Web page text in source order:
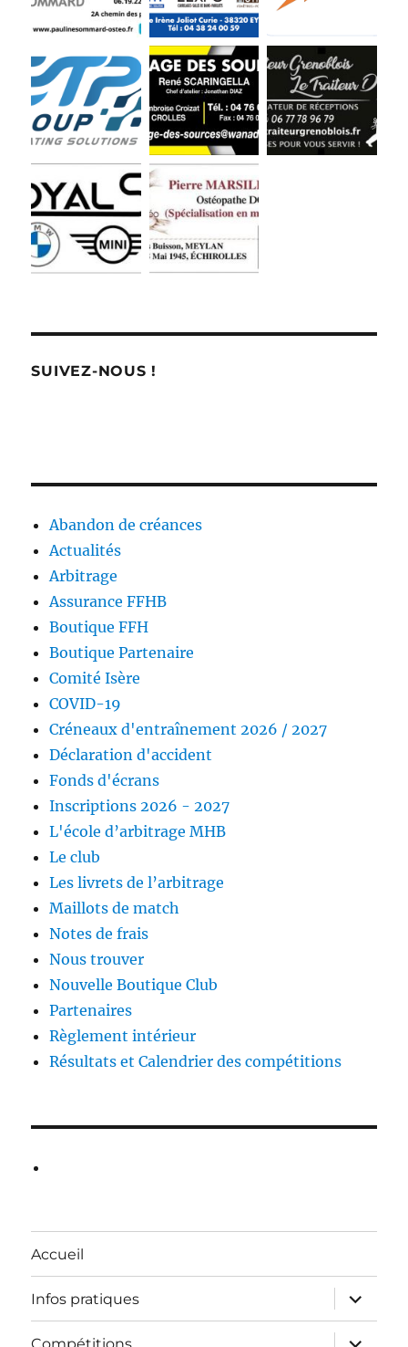
SUIVEZ-NOUS !
Abandon de créances
Actualités
Arbitrage
Assurance FFHB
Boutique FFH
Boutique Partenaire
Comité Isère
COVID-19
Créneaux d'entraînement 2026 / 2027
Déclaration d'accident
Fonds d'écrans
Inscriptions 2026 - 2027
L'école d’arbitrage MHB
Le club
Les livrets de l’arbitrage
Maillots de match
Notes de frais
Nous trouver
Nouvelle Boutique Club
Partenaires
Règlement intérieur
Résultats et Calendrier des compétitions
Accueil
Infos pratiques
ouvrir
le
sous-
menu
ouvrir